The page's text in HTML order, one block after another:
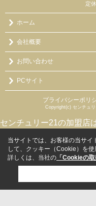
定
ホーム
会社概要
お問い合わせ
PCサイト
プライバシーポリ
Copyright(c) センチュ
センチュリー21の加盟店
当サイトでは、お客様の当サイ
して、クッキー（Cookie）を使
詳しくは、当社の 「Cookieの